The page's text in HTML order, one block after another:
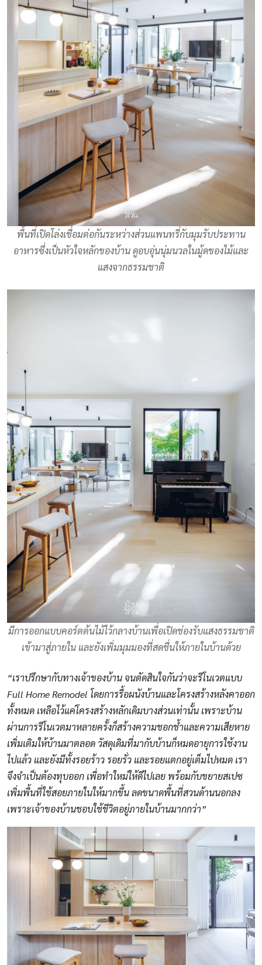
พื้นที่เปิดโล่งเชื่อมต่อกันระหว่างส่วนแพนทรี่กับมุมรับประทาน
อาหารซึ่งเป็นหัวใจหลักของบ้าน ดูอบอุ่นนุ่มนวลในมู้ดของไม้และ
แสงจากธรรมชาติ
มีการออกแบบคอร์ตต้นไม้ไว้กลางบ้านเพื่อเปิดช่องรับแสงธรรมชาติ
เข้ามาสู่ภายใน และยังเพิ่มมุมมองที่สดชื่นให้ภายในบ้านด้วย
“เราปรึกษากับทางเจ้าของบ้าน จนตัดสินใจกันว่าจะรีโนเวตแบบ
Full Home Remodel โดยการรื้อผนังบ้านและโครงสร้างหลังคาออก
ทั้งหมด เหลือไว้แค่โครงสร้างหลักเดิมบางส่วนเท่านั้น เพราะบ้าน
ผ่านการรีโนเวตมาหลายครั้งก็สร้างความชอกช้ำและความเสียหาย
เพิ่มเติมให้บ้านมาตลอด วัสดุเดิมที่มากับบ้านก็หมดอายุการใช้งาน
ไปแล้ว และยังมีทั้งรอยร้าว รอยรั่ว และรอยแตกอยู่เต็มไปหมด เรา
จึงจำเป็นต้องทุบออก เพื่อทำใหม่ให้ดีไปเลย พร้อมกับขยายสเปซ
เพิ่มพื้นที่ใช้สอยภายในให้มากขึ้น ลดขนาดพื้นที่สวนด้านนอกลง
เพราะเจ้าของบ้านชอบใช้ชีวิตอยู่ภายในบ้านมากกว่า”